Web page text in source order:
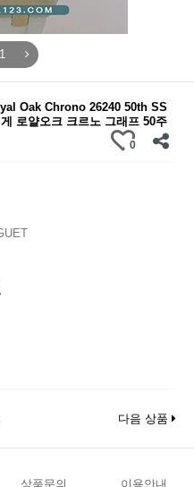
1
Oak Chrono 26240 50th SS
로얄오크 크르노 그래프 50주
0
다음 상품
상품문의 이용안내